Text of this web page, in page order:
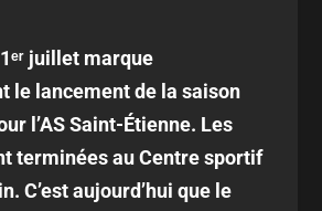
juillet marque
le lancement de la saison
l’AS Saint-Étienne. Les
terminées au Centre sportif
C’est aujourd’hui que le